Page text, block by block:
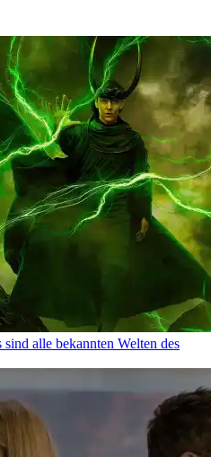
alle bekannten Welten des